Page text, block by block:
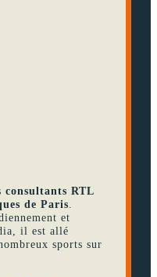
consultants RTL
de Paris
et
il est allé
sports sur